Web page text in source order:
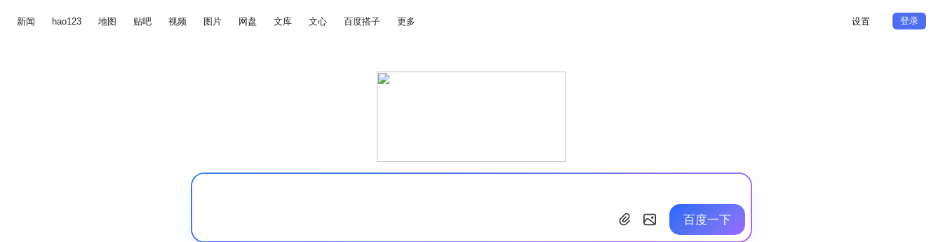
新闻 hao123 地图 贴吧 视频 图片 网盘 文库 文心 百度搭子 更多 设置 登录
百度一下